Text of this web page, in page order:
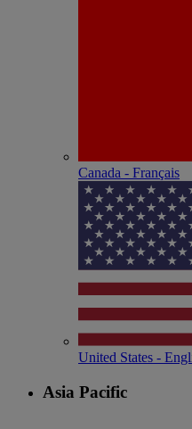
Canada - Français
United States -
Asia Pacific